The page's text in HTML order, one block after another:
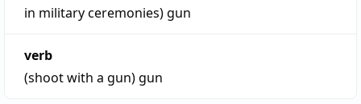
in military ceremonies)gun
verb
(shoot with a gun)gun